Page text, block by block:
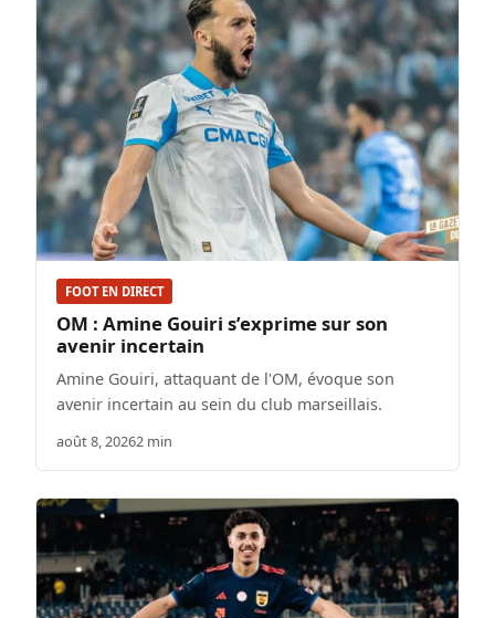
FOOT EN DIRECT
OM : Amine Gouiri s’exprime sur son
avenir incertain
Amine Gouiri, attaquant de l'OM, évoque son
avenir incertain au sein du club marseillais.
août 8, 20262 min